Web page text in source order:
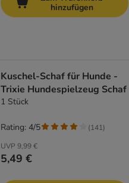
hinzufügen
Kuschel-Schaf für Hunde -
Trixie Hundespielzeug Schaf
1 Stück
UVP 9,99 €
5,49 €
Rating: 4/5 (141)